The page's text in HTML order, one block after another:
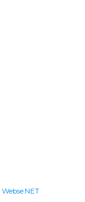
Webse.NET